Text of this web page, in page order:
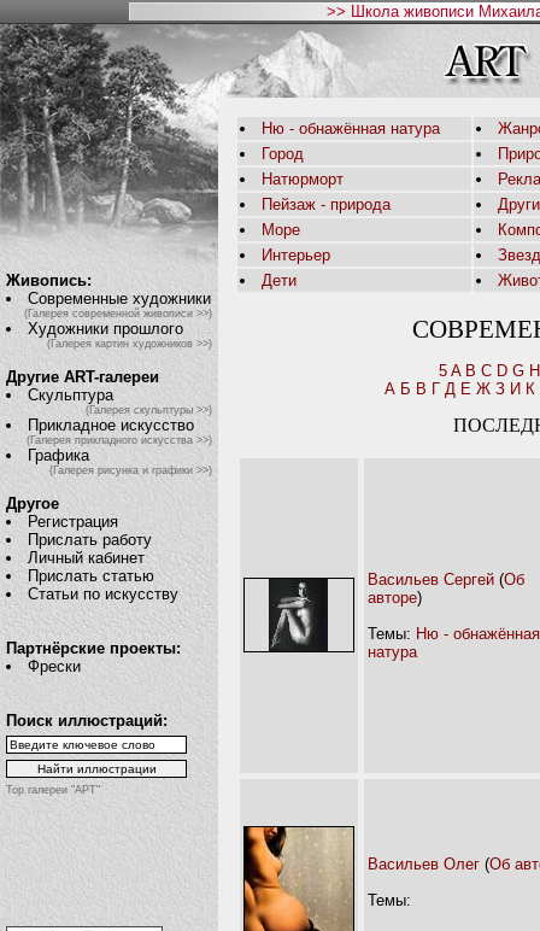
>> Школа живописи
Живопись:
Современные художники
(Галерея современной живописи >>)
Художники прошлого
(Галерея картин художников >>)
Другие ART-галереи
Скульптура
(Галерея скульптуры >>)
Прикладное искусство
(Галерея прикладного искусства >>)
Графика
(Галерея рисунка и графики >>)
Другое
Регистрация
Прислать работу
Личный кабинет
Прислать статью
Статьи по искусству
Партнёрские проекты:
Фрески
Поиск иллюстраций:
Top галереи "АРТ"
Ню - обнажённая натура
Город
Натюрморт
Пейзаж - природа
Море
Интерьер
Дети
5 A B C D G H
А Б В Г Д Е Ж З И К
Васильев Сергей (Об
авторе)
Темы: Ню - обнажённая
натура
Васильев Олег (Об
Темы: